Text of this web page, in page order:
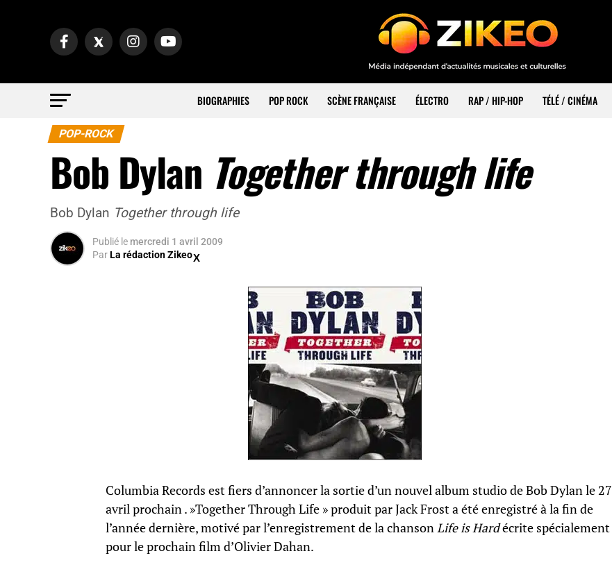
BIOGRAPHIES POP ROCK SCÈNE FRANÇAISE ÉLECTRO RAP / HIP-HOP TÉLÉ / CINÉMA
POP-ROCK
Bob Dylan Together through life
Bob Dylan Together through life
Publié le mercredi 1 avril 2009
ParLa rédaction Zikeo
Columbia Records est fiers d’annoncer la sortie d’un nouvel album studio de Bob Dylan le 27
avril prochain . »Together Through Life » produit par Jack Frost a été enregistré à la fin de
l’année dernière, motivé par l’enregistrement de la chansonLife is Hardécrite spécialement
pour le prochain film d’Olivier Dahan.